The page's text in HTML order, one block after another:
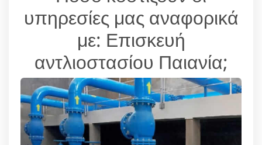
υπηρεσίες μας αναφορικά
με: Επισκευή
αντλιοστασίου Παιανία;